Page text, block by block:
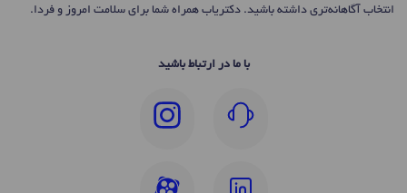
انتخاب آگاهانه‌تری داشته باشید. دکتریاب همراه شما برای سلامت امروز و فردا.
با ما در ارتباط باشید